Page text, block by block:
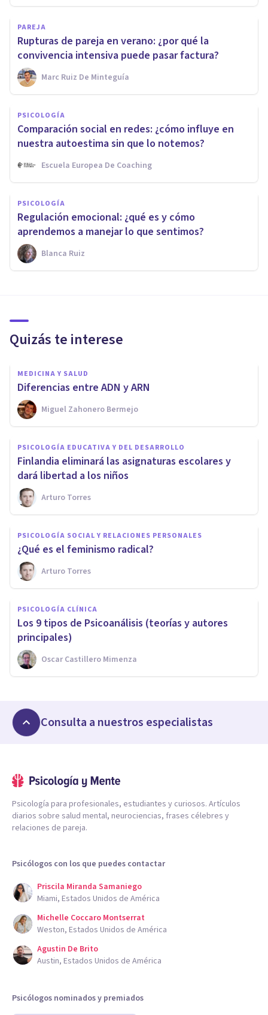
PAREJA
Rupturas de pareja en verano: ¿por qué la
convivencia intensiva puede pasar factura?
Marc Ruiz De Minteguía
PSICOLOGÍA
Comparación social en redes: ¿cómo influye en
nuestra autoestima sin que lo notemos?
Escuela Europea De Coaching
PSICOLOGÍA
Regulación emocional: ¿qué es y cómo
aprendemos a manejar lo que sentimos?
Blanca Ruiz
Quizás te interese
MEDICINA Y SALUD
Diferencias entre ADN y ARN
Miguel Zahonero Bermejo
PSICOLOGÍA EDUCATIVA Y DEL DESARROLLO
Finlandia eliminará las asignaturas escolares y
dará libertad a los niños
Arturo Torres
PSICOLOGÍA SOCIAL Y RELACIONES PERSONALES
¿Qué es el feminismo radical?
Arturo Torres
PSICOLOGÍA CLÍNICA
Los 9 t​ipos de Psicoanálisis (teorías y autores
principales)
Oscar Castillero Mimenza
Consulta a nuestros especialistas
Psicología para profesionales, estudiantes y curiosos. Artículos
diarios sobre salud mental, neurociencias, frases célebres y
relaciones de pareja.
Psicólogos con los que puedes contactar
Priscila Miranda Samaniego
Miami, Estados Unidos de América
Michelle Coccaro Montserrat
Weston, Estados Unidos de América
Agustin De Brito
Austin, Estados Unidos de América
Psicólogos nominados y premiados